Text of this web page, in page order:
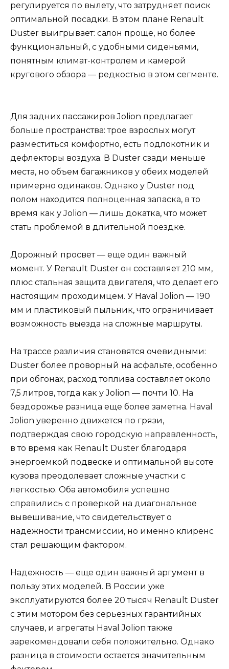
регулируется по вылету, что затрудняет поиск
оптимальной посадки. В этом плане Renault
Duster выигрывает: салон проще, но более
функциональный, с удобными сиденьями,
понятным климат-контролем и камерой
кругового обзора — редкостью в этом сегменте.
Для задних пассажиров Jolion предлагает
больше пространства: трое взрослых могут
разместиться комфортно, есть подлокотник и
дефлекторы воздуха. В Duster сзади меньше
места, но объем багажников у обеих моделей
примерно одинаков. Однако у Duster под
полом находится полноценная запаска, в то
время как у Jolion — лишь докатка, что может
стать проблемой в длительной поездке.
Дорожный просвет — еще один важный
момент. У Renault Duster он составляет 210 мм,
плюс стальная защита двигателя, что делает его
настоящим проходимцем. У Haval Jolion — 190
мм и пластиковый пыльник, что ограничивает
возможность выезда на сложные маршруты.
На трассе различия становятся очевидными:
Duster более проворный на асфальте, особенно
при обгонах, расход топлива составляет около
7,5 литров, тогда как у Jolion — почти 10. На
бездорожье разница еще более заметна. Haval
Jolion уверенно движется по грязи,
подтверждая свою городскую направленность,
в то время как Renault Duster благодаря
энергоемкой подвеске и оптимальной высоте
кузова преодолевает сложные участки с
легкостью. Оба автомобиля успешно
справились с проверкой на диагональное
вывешивание, что свидетельствует о
надежности трансмиссии, но именно клиренс
стал решающим фактором.
Надежность — еще один важный аргумент в
пользу этих моделей. В России уже
эксплуатируются более 20 тысяч Renault Duster
с этим мотором без серьезных гарантийных
случаев, и агрегаты Haval Jolion также
зарекомендовали себя положительно. Однако
разница в стоимости остается значительным